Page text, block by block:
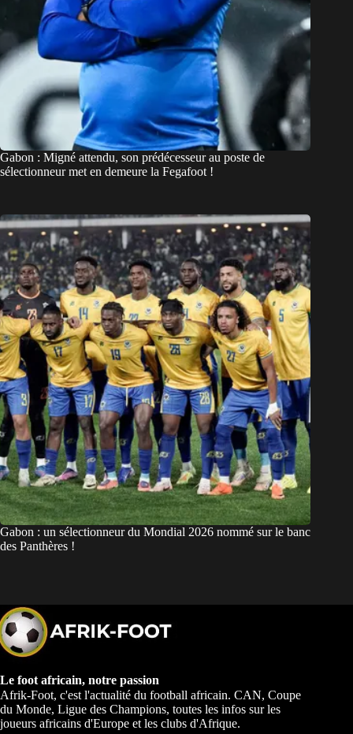
Gabon : Migné attendu, son prédécesseur au poste de
sélectionneur met en demeure la Fegafoot !
Gabon : un sélectionneur du Mondial 2026 nommé sur le banc
des Panthères !
Le foot africain, notre passion
Afrik-Foot, c'est l'actualité du football africain. CAN, Coupe
du Monde, Ligue des Champions, toutes les infos sur les
joueurs africains d'Europe et les clubs d'Afrique.